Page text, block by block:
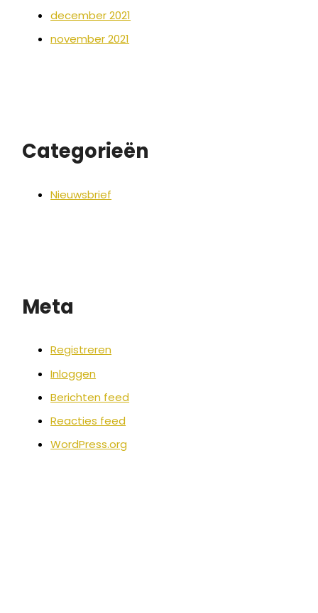
december 2021
november 2021
Categorieën
Nieuwsbrief
Meta
Registreren
Inloggen
Berichten feed
Reacties feed
WordPress.org